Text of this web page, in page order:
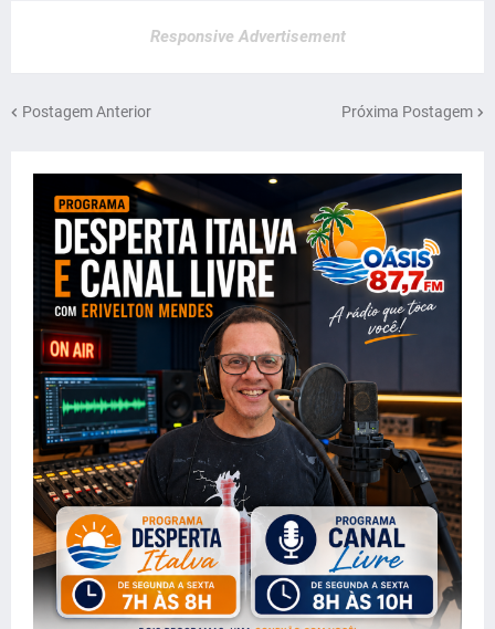
Responsive Advertisement
Postagem Anterior Próxima Postagem